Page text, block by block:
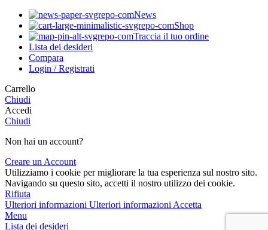
News
Shop
Traccia il tuo ordine
Lista dei desideri
Compara
Login / Registrati
Carrello
Chiudi
Accedi
Chiudi
Non hai un account?
Creare un Account
Utilizziamo i cookie per migliorare la tua esperienza sul nostro sito.
Navigando su questo sito, accetti il nostro utilizzo dei cookie.
Rifiuta
Ulteriori informazioni Ulteriori informazioni Accetta
Menu
Lista dei desideri